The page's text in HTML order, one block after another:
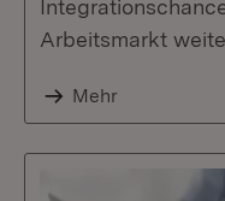
Arbeitsmarkt
Mehr